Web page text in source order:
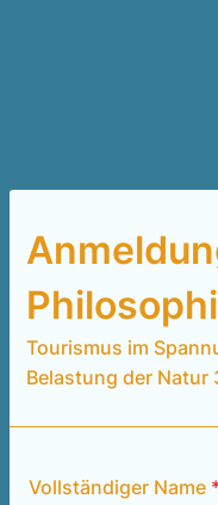
Tourismus im
Belastung der Natur
Vollständiger Name